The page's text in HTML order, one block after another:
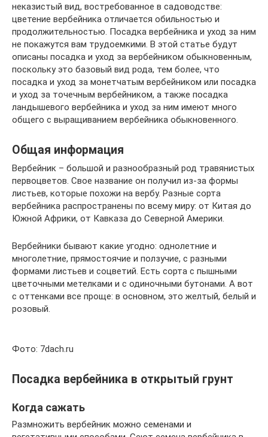
неказистый вид, востребованное в садоводстве:
цветение вербейника отличается обильностью и
продолжительностью. Посадка вербейника и уход за ним
не покажутся вам трудоемкими. В этой статье будут
описаны посадка и уход за вербейником обыкновенным,
поскольку это базовый вид рода, тем более, что
посадка и уход за монетчатым вербейником или посадка
и уход за точечным вербейником, а также посадка
ландышевого вербейника и уход за ним имеют много
общего с выращиванием вербейника обыкновенного.
Общая информация
Вербейник – большой и разнообразный род травянистых
первоцветов. Свое название он получил из-за формы
листьев, которые похожи на вербу. Разные сорта
вербейника распространены по всему миру: от Китая до
Южной Африки, от Кавказа до Северной Америки.
Вербейники бывают какие угодно: однолетние и
многолетние, прямостоячие и ползучие, с разными
формами листьев и соцветий. Есть сорта с пышными
цветочными метелками и с одиночными бутонами. А вот
с оттенками все проще: в основном, это желтый, белый и
розовый.
Фото: 7dach.ru
Посадка вербейника в открытый грунт
Когда сажать
Размножить вербейник можно семенами и